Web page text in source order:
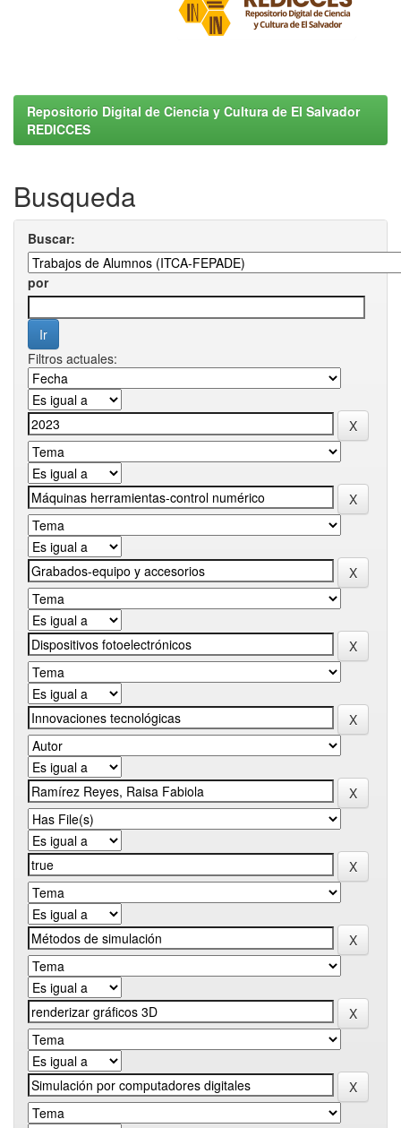
Repositorio Digital de Ciencia y Cultura de El Salvador
REDICCES
Busqueda
Buscar:
por
Filtros actuales: